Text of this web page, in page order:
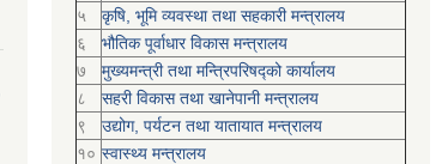
५
कृषि, भूमि व्यवस्था तथा सहकारी मन्त्रालय
६
भौतिक पूर्वाधार विकास मन्त्रालय
७
मुख्यमन्त्री तथा मन्त्रिपरिषद्को कार्यालय
८
सहरी विकास तथा खानेपानी मन्त्रालय
९
उद्योग, पर्यटन तथा यातायात मन्त्रालय
१० स्वास्थ्य मन्त्रालय